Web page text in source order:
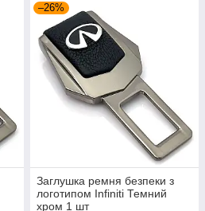
–26%
Заглушка ремня безпеки з
логотипом Infiniti Темний
хром 1 шт